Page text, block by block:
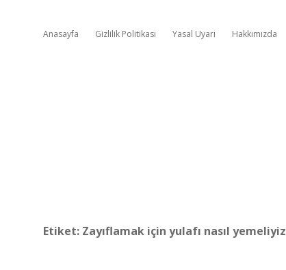
Anasayfa Gizlilik Politikası Yasal Uyarı Hakkımızda
Etiket: Zayıflamak için yulafı nasıl yemeliyiz